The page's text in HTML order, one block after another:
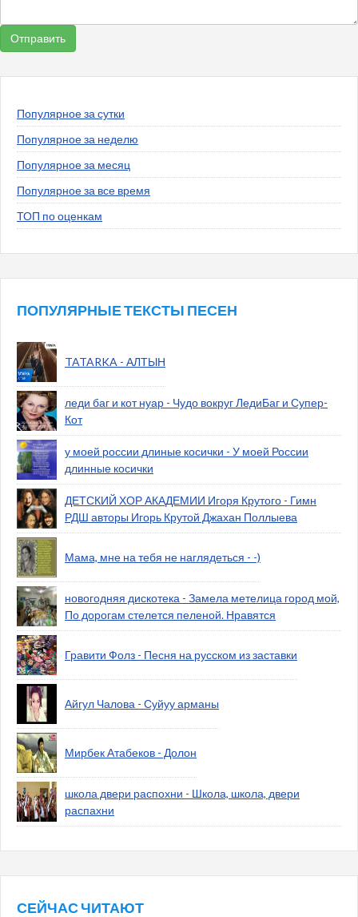
Популярное за сутки
Популярное за неделю
Популярное за месяц
Популярное за все время
ТОП по оценкам
ПОПУЛЯРНЫЕ ТЕКСТЫ ПЕСЕН
TATARKA - АЛТЫН
леди баг и кот нуар - Чудо вокруг ЛедиБаг и Супер-
Кот
у моей россии длиные косички - У моей России
длинные косички
ДЕТСКИЙ ХОР АКАДЕМИИ Игоря Крутого - Гимн
РДШ авторы Игорь Крутой Джахан Поллыева
Мама, мне на тебя не наглядеться - -)
новогодняя дискотека - Замела метелица город мой,
По дорогам стелется пеленой. Нравятся
Гравити Фолз - Песня на русском из заставки
Айгул Чалова - Суйуу арманы
Мирбек Атабеков - Долон
школа двери распохни - Школа, школа, двери
распахни
СЕЙЧАС ЧИТАЮТ